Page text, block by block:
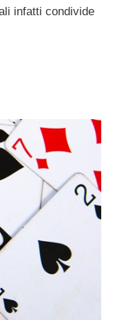
infatti condivide